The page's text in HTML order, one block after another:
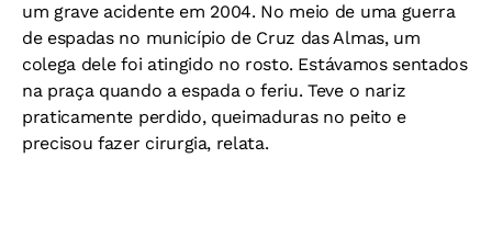
um grave acidente em 2004. No meio de uma guerra
de espadas no município de Cruz das Almas, um
colega dele foi atingido no rosto. Estávamos sentados
na praça quando a espada o feriu. Teve o nariz
praticamente perdido, queimaduras no peito e
precisou fazer cirurgia, relata.